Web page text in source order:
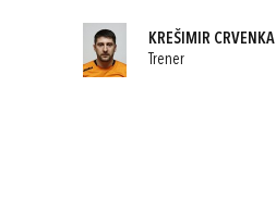
KREŠIMIR CRVENKA
Trener